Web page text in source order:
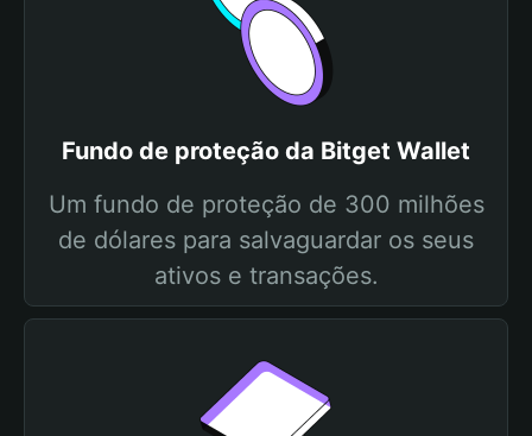
Fundo de proteção da Bitget Wallet
Um fundo de proteção de 300 milhões
de dólares para salvaguardar os seus
ativos e transações.